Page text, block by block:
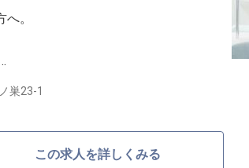
、副業も可能で、あなたのライフ
に支援。サウナ・温泉・フィット
る環境で、あなたらしいキャリア
。
提供するホテルです。
巣23-1
この求人を詳しくみる